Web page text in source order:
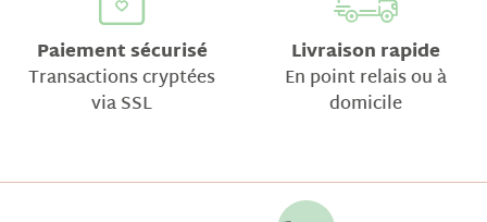
Paiement sécurisé
Transactions cryptées
via SSL
Livraison rapide
En point relais ou à
domicile